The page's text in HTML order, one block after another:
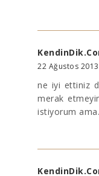
22 Ağustos
ne iyi ettiniz
merak
istiyorum